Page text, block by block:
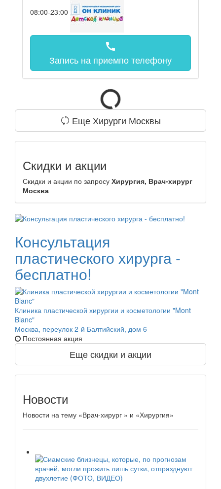
08:00-23:00
call
Запись на приемпо телефону
Еще Хирурги Москвы
Скидки и акции
Скидки и акции по запросу Хирургия, Врач-хирург
Москва
Консультация
пластического хирурга -
бесплатно!
Клиника пластической хирургии и косметологии "Mont
Blanc"
Москва, переулок 2-й Балтийский, дом 6
Постоянная акция
Еще скидки и акции
Новости
Новости на тему «Врач-хирург » и «Хирургия»